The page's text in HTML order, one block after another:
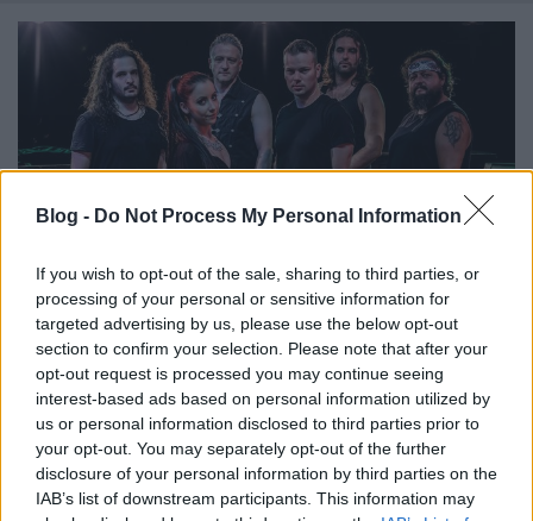
Blog - Do Not Process My Personal Information
If you wish to opt-out of the sale, sharing to third parties, or
processing of your personal or sensitive information for
targeted advertising by us, please use the below opt-out
section to confirm your selection. Please note that after your
opt-out request is processed you may continue seeing
interest-based ads based on personal information utilized by
us or personal information disclosed to third parties prior to
your opt-out. You may separately opt-out of the further
disclosure of your personal information by third parties on the
IAB’s list of downstream participants. This information may
Új dallal jelentkezett a Tales Of
Evening - magyarul és angolul is
hallható a szerzemény!
Jurancsik Eszter•2020. október 22.